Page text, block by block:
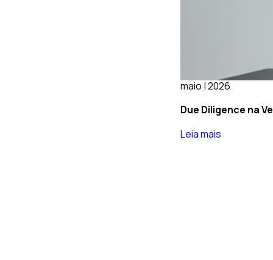
maio | 2026
Due Diligence na
Leia mais